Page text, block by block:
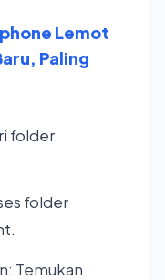
Lemot
Paling
folder
folder
Temukan